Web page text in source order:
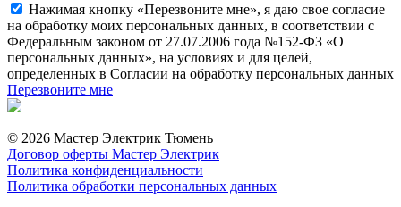
Нажимая кнопку «Перезвоните мне», я даю свое согласие
на обработку моих персональных данных, в соответствии с
Федеральным законом от 27.07.2006 года №152-ФЗ «О
персональных данных», на условиях и для целей,
определенных в Согласии на обработку персональных данных
Перезвоните мне
© 2026 Мастер Электрик Тюмень
Договор оферты Мастер Электрик
Политика конфиденциальности
Политика обработки персональных данных